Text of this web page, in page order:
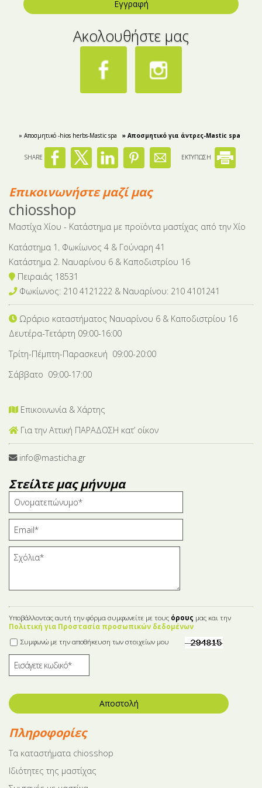
Set Καλλυντικών
Μακιγιάζ
Τουρσιά
Ροφήματα
Ελαιόλαδο
Αλόη
Αλίπαστα Ψαρικά
Διάφορα
Εγγραφή
Ακολουθήστε μας
» Αποσμητικό -hios herbs-Mastic spa » Αποσμητικό για άντρες-Mastic spa
SHARE ΕΚΤΥΠΩΣΗ
Επικοινωνήστε μαζί μας
chiosshop
Μαστίχα Χίου - Κατάστημα με προϊόντα μαστίχας από την Χίο
Κατάστημα 1. Φωκίωνος 4 & Γούναρη 41
Κατάστημα 2. Ναυαρίνου 6 & Καποδιστρίου 16
Πειραιάς 18531
Φωκίωνος: 210 4121222 & Nαυαρίνου: 210 4101241
Ωράριο καταστήματος Ναυαρίνου 6 & Καποδιστρίου 16
Δευτέρα-Tετάρτη 09:00-16:00
Τρίτη-Πέμπτη-Παρασκευή 09:00-20:00
Σάββατο 09:00-17:00
Επικοινωνία & Χάρτης
Για την Αττική ΠΑΡΑΔΟΣΗ κατ’ οίκον
info@masticha.gr
Στείλτε μας μήνυμα
Υποβάλλοντας αυτή την φόρμα συμφωνείτε με τους όρους μας και την
Πολιτική για Προστασία προσωπικών δεδομένων
Συμφωνώ με την αποθήκευση των στοιχείων μου
Αποστολή
Πληροφορίες
Tα καταστήματα chiosshop
Ιδιότητες της μαστίχας